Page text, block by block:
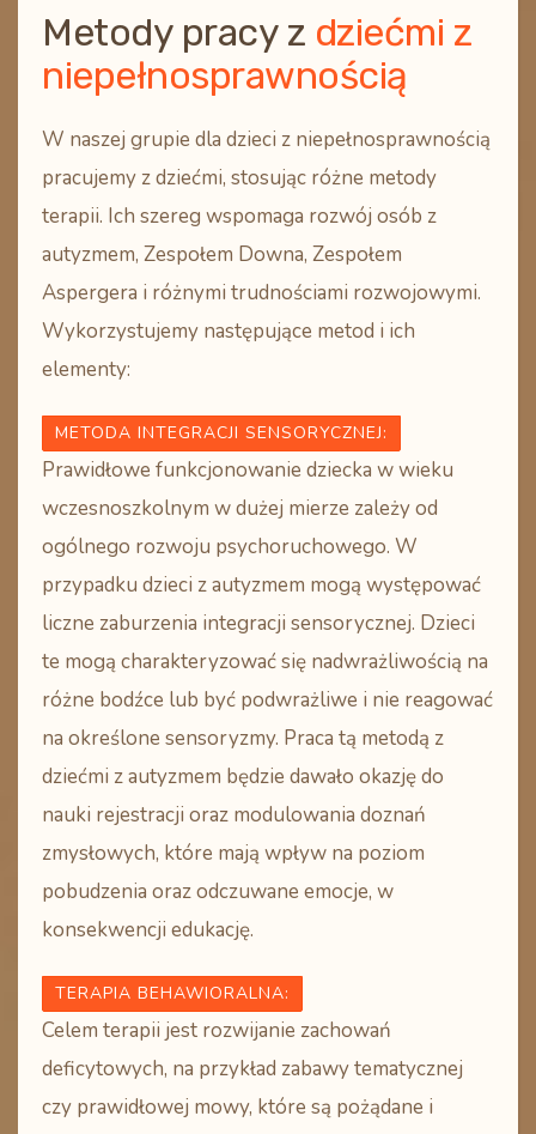
Metody pracy z dziećmi z
niepełnosprawnością
W naszej grupie dla dzieci z niepełnosprawnością
pracujemy z dziećmi, stosując różne metody
terapii. Ich szereg wspomaga rozwój osób z
autyzmem, Zespołem Downa, Zespołem
Aspergera i różnymi trudnościami rozwojowymi.
Wykorzystujemy następujące metod i ich
elementy:
METODA INTEGRACJI SENSORYCZNEJ:
Prawidłowe funkcjonowanie dziecka w wieku
wczesnoszkolnym w dużej mierze zależy od
ogólnego rozwoju psychoruchowego. W
przypadku dzieci z autyzmem mogą występować
liczne zaburzenia integracji sensorycznej. Dzieci
te mogą charakteryzować się nadwrażliwością na
różne bodźce lub być podwrażliwe i nie reagować
na określone sensoryzmy. Praca tą metodą z
dziećmi z autyzmem będzie dawało okazję do
nauki rejestracji oraz modulowania doznań
zmysłowych, które mają wpływ na poziom
pobudzenia oraz odczuwane emocje, w
konsekwencji edukację.
TERAPIA BEHAWIORALNA:
Celem terapii jest rozwijanie zachowań
deficytowych, na przykład zabawy tematycznej
czy prawidłowej mowy, które są pożądane i